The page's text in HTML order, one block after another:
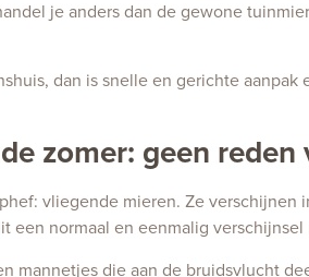
je anders dan de gewone
dan is snelle en gerichte
zomer: geen reden
vliegende mieren. Ze
een normaal en eenmalig verschijnsel
mannetjes die aan de bruidsvlucht